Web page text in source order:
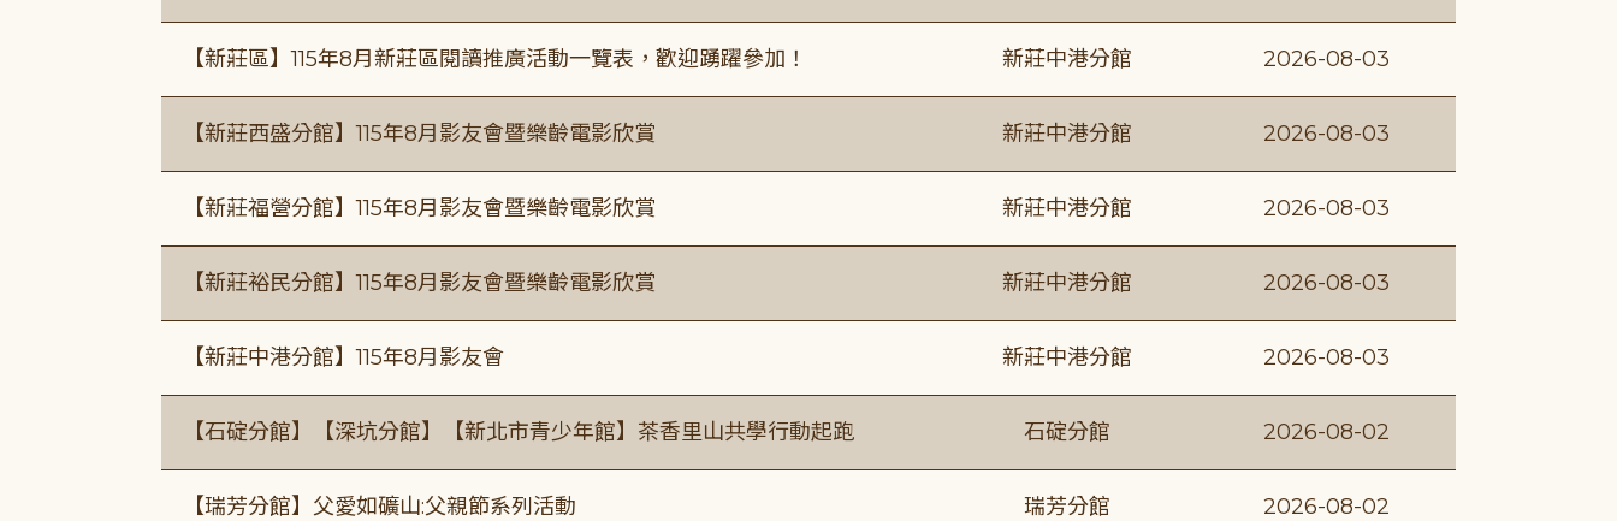
【新莊區】115年8月新莊區閱讀推廣活動一覽表，歡迎踴躍參加！ 新莊中港分館 2026-08-03
【新莊西盛分館】115年8月影友會暨樂齡電影欣賞 新莊中港分館 2026-08-03
【新莊福營分館】115年8月影友會暨樂齡電影欣賞 新莊中港分館 2026-08-03
【新莊裕民分館】115年8月影友會暨樂齡電影欣賞 新莊中港分館 2026-08-03
【新莊中港分館】115年8月影友會 新莊中港分館 2026-08-03
【石碇分館】【深坑分館】【新北市青少年館】茶香里山共學行動起跑 石碇分館 2026-08-02
【瑞芳分館】父愛如礦山:父親節系列活動 瑞芳分館 2026-08-02